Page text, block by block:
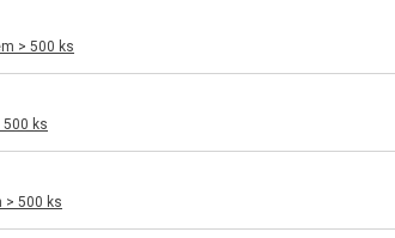
> 500 ks
500 ks
> 500 ks